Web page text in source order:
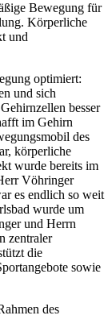
Bewegung für
Körperliche
und
optimiert:
und sich
besser
im Gehirn
des
körperliche
wurde bereits im
Vöhringer
es endlich so weit
wurde um
und Herrn
zentraler
die
sowie
des